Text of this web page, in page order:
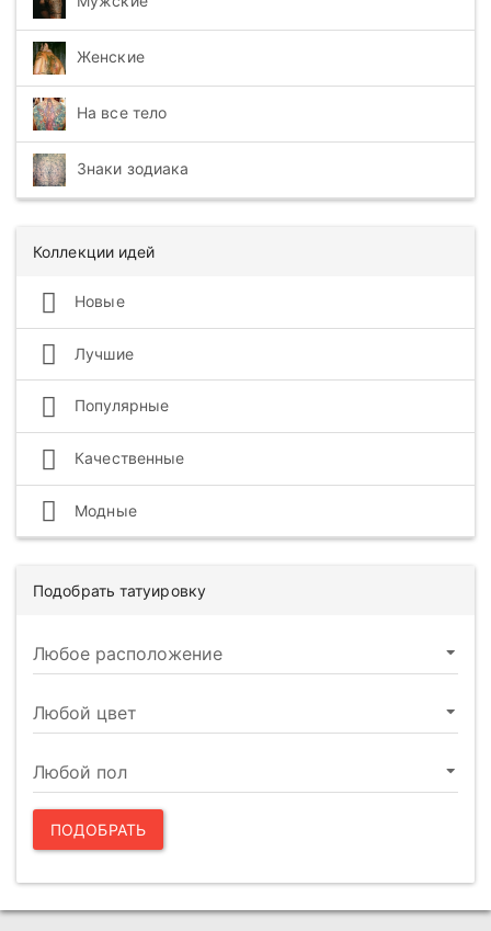
Женские
На все тело
Знаки зодиака
Коллекции идей
Новые
Лучшие
Популярные
Качественные
Модные
Подобрать татуировку
ПОДОБРАТЬ